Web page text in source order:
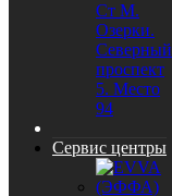
Ст М.
Озерки.
Северный
проспект
5. Место
94
Сервис центры